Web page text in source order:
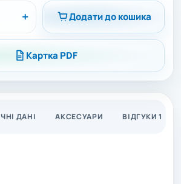
+ Додати до кошика
Картка PDF
ДАНІ АКСЕСУАРИ ВІДГУКИ 1